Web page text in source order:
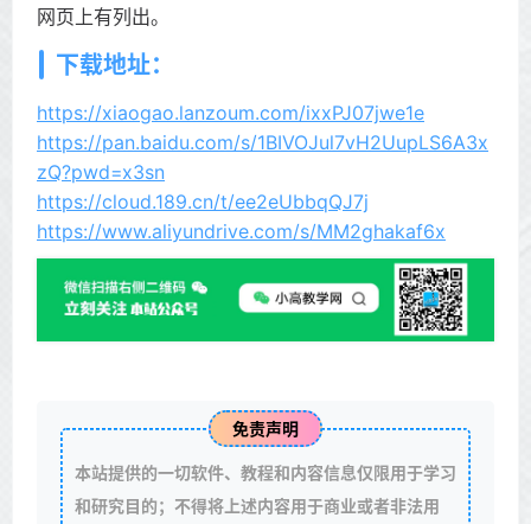
网页上有列出。
下载地址：
https://xiaogao.lanzoum.com/ixxPJ07jwe1e
https://pan.baidu.com/s/1BIVOJul7vH2UupLS6A3x
zQ?pwd=x3sn
https://cloud.189.cn/t/ee2eUbbqQJ7j
https://www.aliyundrive.com/s/MM2ghakaf6x
免责声明
本站提供的一切软件、教程和内容信息仅限用于学习
和研究目的；不得将上述内容用于商业或者非法用